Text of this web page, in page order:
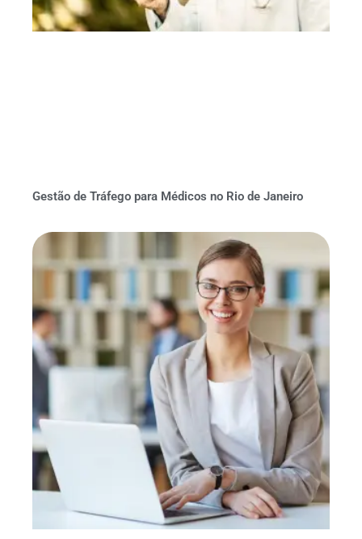
Gestão de Tráfego para Médicos no Rio de Janeiro